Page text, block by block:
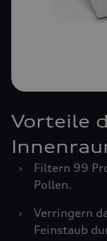
Vorteile
›
Filtern 99
Pollen.
›
Verringern
Feinstaub